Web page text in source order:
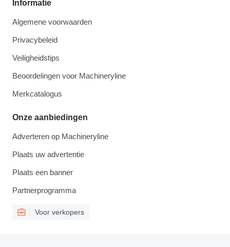
Informatie
Algemene voorwaarden
Privacybeleid
Veiligheidstips
Beoordelingen voor Machineryline
Merkcatalogus
Onze aanbiedingen
Adverteren op Machineryline
Plaats uw advertentie
Plaats een banner
Partnerprogramma
Voor verkopers